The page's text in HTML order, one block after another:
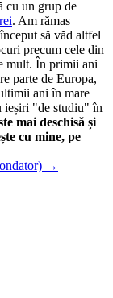
cu un grup de
. Am rămas
să văd altfel
precum cele din
mult. În primii ani
parte de Europa,
ani în mare
ieșiri "de studiu" în
mai deschisă și
cu mine, pe
→